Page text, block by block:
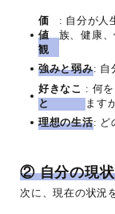
価
値
観
: 自分が人
族、健康、
強みと弱み: 自
好きなこ
と
: 何
ます
理想の生活: ど
② 自分の現
次に、現在の状況